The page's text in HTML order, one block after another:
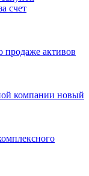
счет
продаже активов
компании новый